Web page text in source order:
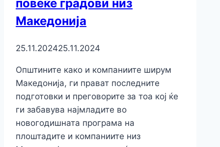
повеќе градови низ
Македонија
25.11.202425.11.2024
Општините како и компаниите ширум
Македонија, ги прават последните
подготовки и преговорите за тоа кој ќе
ги забавува најмладите во
новогодишната програма на
плоштадите и компаниите низ